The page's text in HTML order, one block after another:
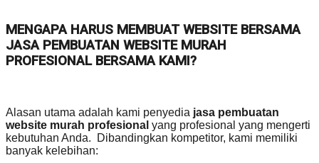
MENGAPA HARUS MEMBUAT WEBSITE BERSAMA
JASA PEMBUATAN WEBSITE MURAH
PROFESIONAL BERSAMA KAMI?
Alasan utama adalah kami penyedia jasa pembuatan
website murah profesional yang profesional yang mengerti
kebutuhan Anda. Dibandingkan kompetitor, kami memiliki
banyak kelebihan: